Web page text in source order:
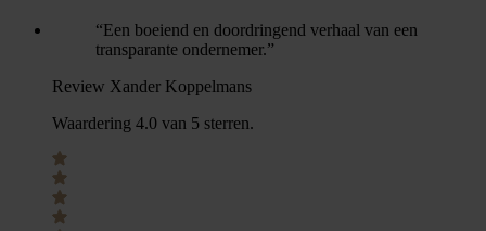
“Een boeiend en doordringend verhaal van een
transparante ondernemer.”
Review Xander Koppelmans
Waardering 4.0 van 5 sterren.